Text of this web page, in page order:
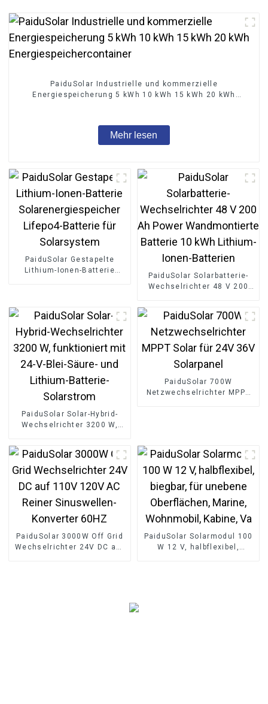
PaiduSolar Industrielle und kommerzielle
Energiespeicherung 5 kWh 10 kWh 15 kWh 20 kWh
Mehr lesen
PaiduSolar Gestapelte
Lithium-Ionen-Batterie
PaiduSolar Solarbatterie-
Wechselrichter 48 V 200
Ionen-Batterien
PaiduSolar Solar-Hybrid-
Wechselrichter 3200 W,
Batterie-Solarstrom
PaiduSolar 700W
Netzwechselrichter MPPT
PaiduSolar 3000W Off Grid
Wechselrichter 24V DC auf
PaiduSolar Solarmodul 100
W 12 V, halbflexibel,